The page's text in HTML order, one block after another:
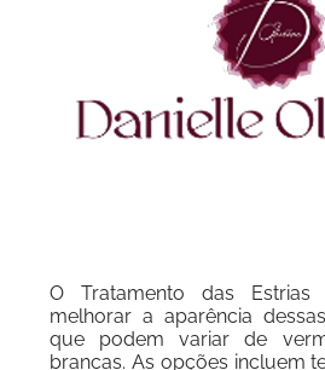
O Tratamento das Estrias
melhorar a aparência
que podem variar de
brancas. As opções incluem